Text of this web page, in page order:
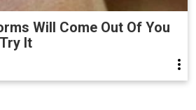
Will Come Out Of You
It